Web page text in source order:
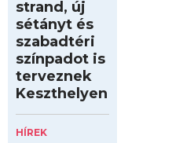
strand, új
sétányt és
szabadtéri
színpadot is
terveznek
Keszthelyen
HÍREK